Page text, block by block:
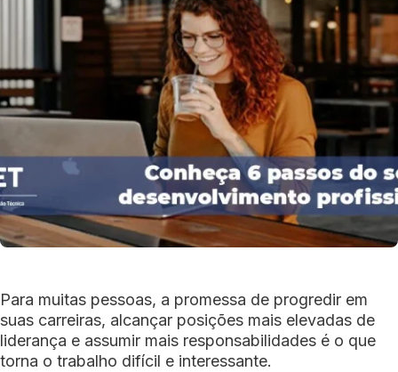
Para muitas pessoas, a promessa de progredir em
suas carreiras, alcançar posições mais elevadas de
liderança e assumir mais responsabilidades é o que
torna o trabalho difícil e interessante.